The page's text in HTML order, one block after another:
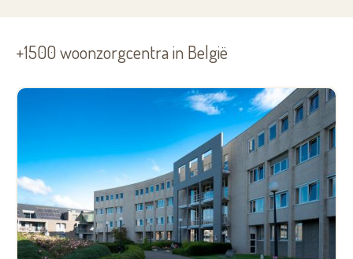
+1500 woonzorgcentra in België